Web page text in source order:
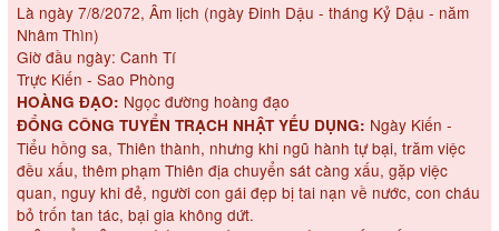
Là ngày 7/8/2072, Âm lịch (ngày Đinh Dậu - tháng Kỷ Dậu - năm
Nhâm Thìn)
Giờ đầu ngày: Canh Tí
Trực Kiến - Sao Phòng
HOÀNG ĐẠO: Ngọc đường hoàng đạo
ĐỔNG CÔNG TUYỂN TRẠCH NHẬT YẾU DỤNG: Ngày Kiến -
Tiểu hồng sa, Thiên thành, nhưng khi ngũ hành tự bại, trăm việc
đều xấu, thêm phạm Thiên địa chuyển sát càng xấu, gặp việc
quan, nguy khi đẻ, người con gái đẹp bị tai nạn về nước, con cháu
bỏ trốn tan tác, bại gia không dứt.